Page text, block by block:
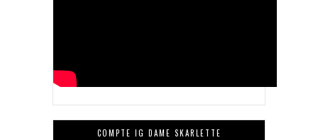
COMPTE IG DAME SKARLETTE